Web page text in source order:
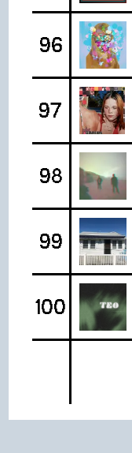
96
97
98
99
100